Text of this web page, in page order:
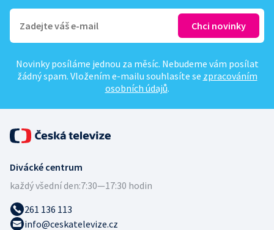
Novinky posíláme jednou za měsíc. Nebudeme vám posílat
žádný spam. Vložením e-mailu souhlasíte se zpracováním
osobních údajů.